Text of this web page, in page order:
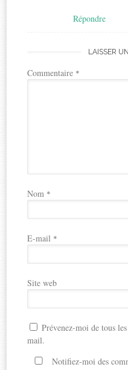
Répondre
LAISSER
Commentaire *
Nom *
E-mail *
Site web
Prévenez-moi de tous
mail.
Notifiez-moi des